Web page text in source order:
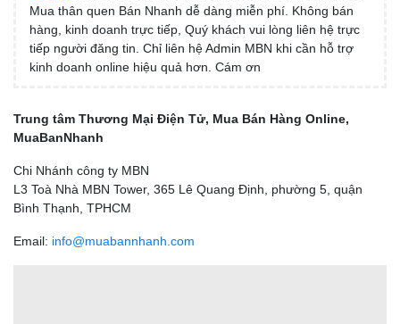
Mua thân quen Bán Nhanh dễ dàng miễn phí. Không bán
hàng, kinh doanh trực tiếp, Quý khách vui lòng liên hệ trực
tiếp người đăng tin. Chỉ liên hệ Admin MBN khi cần hỗ trợ
kinh doanh online hiệu quả hơn. Cám ơn
Trung tâm Thương Mại Điện Tử, Mua Bán Hàng Online,
MuaBanNhanh
Chi Nhánh công ty MBN
L3 Toà Nhà MBN Tower, 365 Lê Quang Định, phường 5, quận
Bình Thạnh, TPHCM
Email: info@muabannhanh.com